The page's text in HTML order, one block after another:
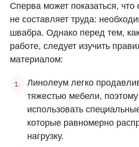
Сперва может показаться,
не составляет труда:
швабра. Однако перед тем,
работе, следует изучить
материалом:
Линолеум легко
тяжестью мебели,
использовать
которые равномерно
нагрузку.